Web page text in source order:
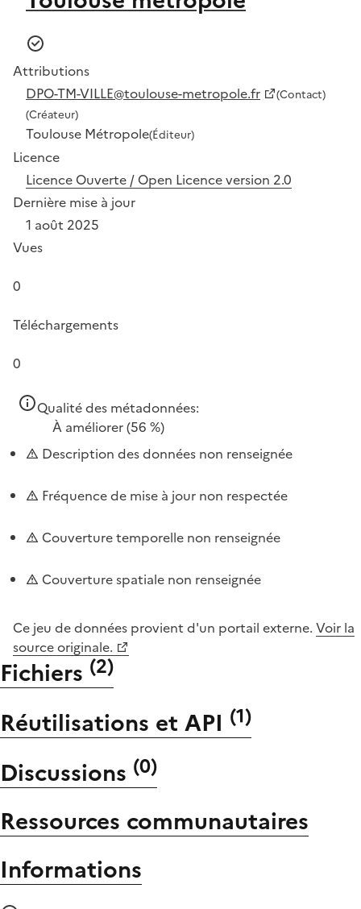
Attributions
DPO-TM-VILLE@toulouse-metropole.fr
(Contact)
(Créateur)
Toulouse Métropole(Éditeur)
Licence
Licence Ouverte / Open Licence version 2.0
Dernière mise à jour
1 août 2025
Vues
0
Téléchargements
0
Qualité des métadonnées:
À améliorer(56 %)
Description des données non renseignée
Fréquence de mise à jour non respectée
Couverture temporelle non renseignée
Couverture spatiale non renseignée
Ce jeu de données provient d'un portail externe. Voir la
source originale.
Fichiers (2)
Réutilisations et API (1)
Discussions (0)
Ressources communautaires
Informations